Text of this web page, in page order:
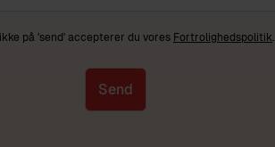
på 'send' accepterer du vores Fortrolighedspolitik.